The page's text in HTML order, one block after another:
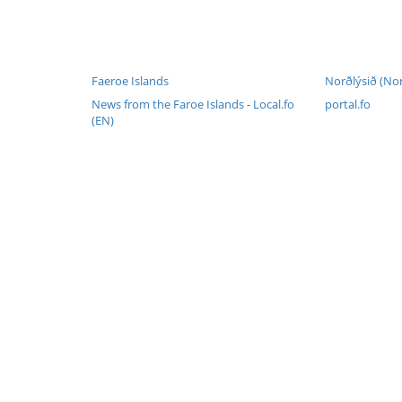
Faeroe Islands
News from the Faroe Islands - Local.fo
(EN)
Norðlýsið
portal.fo